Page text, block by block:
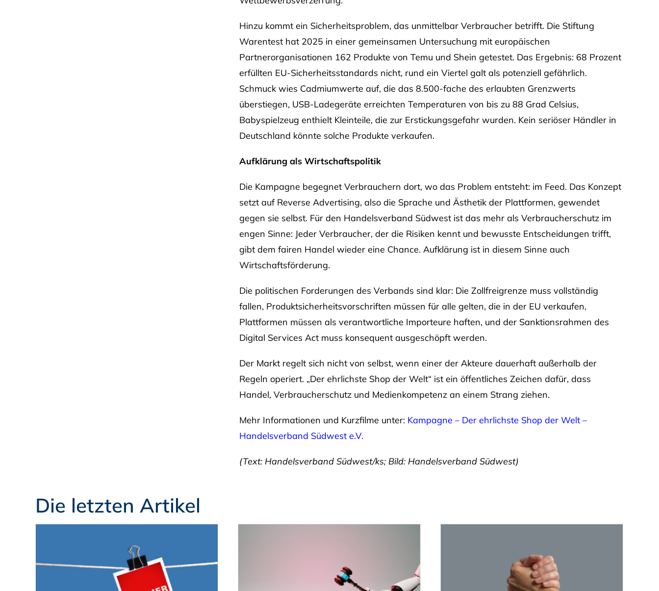
Hinzu kommt ein Sicherheitsproblem, das unmittelbar Verbraucher betrifft. Die Stiftung
Warentest hat 2025 in einer gemeinsamen Untersuchung mit europäischen
Partnerorganisationen 162 Produkte von Temu und Shein getestet. Das Ergebnis: 68 Prozent
erfüllten EU-Sicherheitsstandards nicht, rund ein Viertel galt als potenziell gefährlich.
Schmuck wies Cadmiumwerte auf, die das 8.500-fache des erlaubten Grenzwerts
überstiegen, USB-Ladegeräte erreichten Temperaturen von bis zu 88 Grad Celsius,
Babyspielzeug enthielt Kleinteile, die zur Erstickungsgefahr wurden. Kein seriöser Händler in
Deutschland könnte solche Produkte verkaufen.
Aufklärung als Wirtschaftspolitik
Die Kampagne begegnet Verbrauchern dort, wo das Problem entsteht: im Feed. Das Konzept
setzt auf Reverse Advertising, also die Sprache und Ästhetik der Plattformen, gewendet
gegen sie selbst. Für den Handelsverband Südwest ist das mehr als Verbraucherschutz im
engen Sinne: Jeder Verbraucher, der die Risiken kennt und bewusste Entscheidungen trifft,
gibt dem fairen Handel wieder eine Chance. Aufklärung ist in diesem Sinne auch
Wirtschaftsförderung.
Die politischen Forderungen des Verbands sind klar: Die Zollfreigrenze muss vollständig
fallen, Produktsicherheitsvorschriften müssen für alle gelten, die in der EU verkaufen,
Plattformen müssen als verantwortliche Importeure haften, und der Sanktionsrahmen des
Digital Services Act muss konsequent ausgeschöpft werden.
Der Markt regelt sich nicht von selbst, wenn einer der Akteure dauerhaft außerhalb der
Regeln operiert. „Der ehrlichste Shop der Welt“ ist ein öffentliches Zeichen dafür, dass
Handel, Verbraucherschutz und Medienkompetenz an einem Strang ziehen.
Mehr Informationen und Kurzfilme unter: Kampagne – Der ehrlichste Shop der Welt –
Handelsverband Südwest e.V.
(Text: Handelsverband Südwest/ks; Bild: Handelsverband Südwest)
Die letzten Artikel